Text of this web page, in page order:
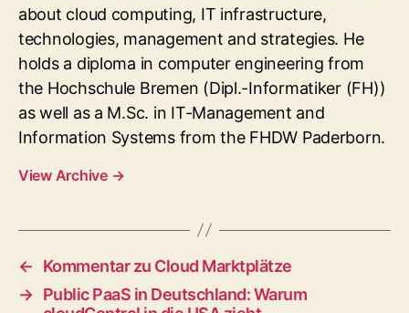
about cloud computing, IT infrastructure,
technologies, management and strategies. He
holds a diploma in computer engineering from
the Hochschule Bremen (Dipl.-Informatiker (FH))
as well as a M.Sc. in IT-Management and
Information Systems from the FHDW Paderborn.
View Archive →
←
Kommentar zu Cloud Marktplätze
→ Public PaaS in Deutschland: Warum